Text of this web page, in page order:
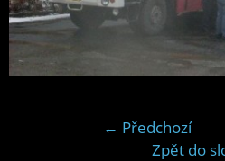
← Předchozí
Zpět do